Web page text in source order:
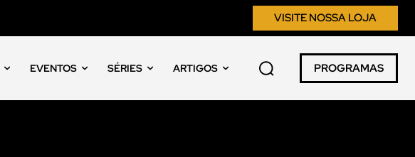
VISITE NOSSA LOJA
EVENTOS SÉRIES ARTIGOS PROGRAMAS